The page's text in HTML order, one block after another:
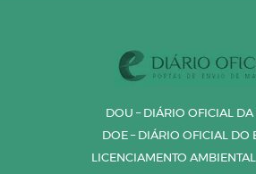
DOU – DIÁRIO OFICIAL
DOE – DIÁRIO OFICIAL DO
LICENCIAMENTO